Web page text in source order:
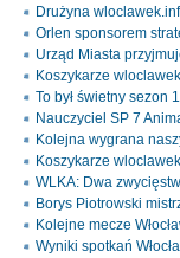
Drużyna
Orlen sponsorem
Urząd Miasta
Koszykarze
To był świetny sezon
Nauczyciel SP 7
Kolejna wygrana
Koszykarze
WLKA: Dwa
Borys Piotrowski
Kolejne mecze
Wyniki spotkań